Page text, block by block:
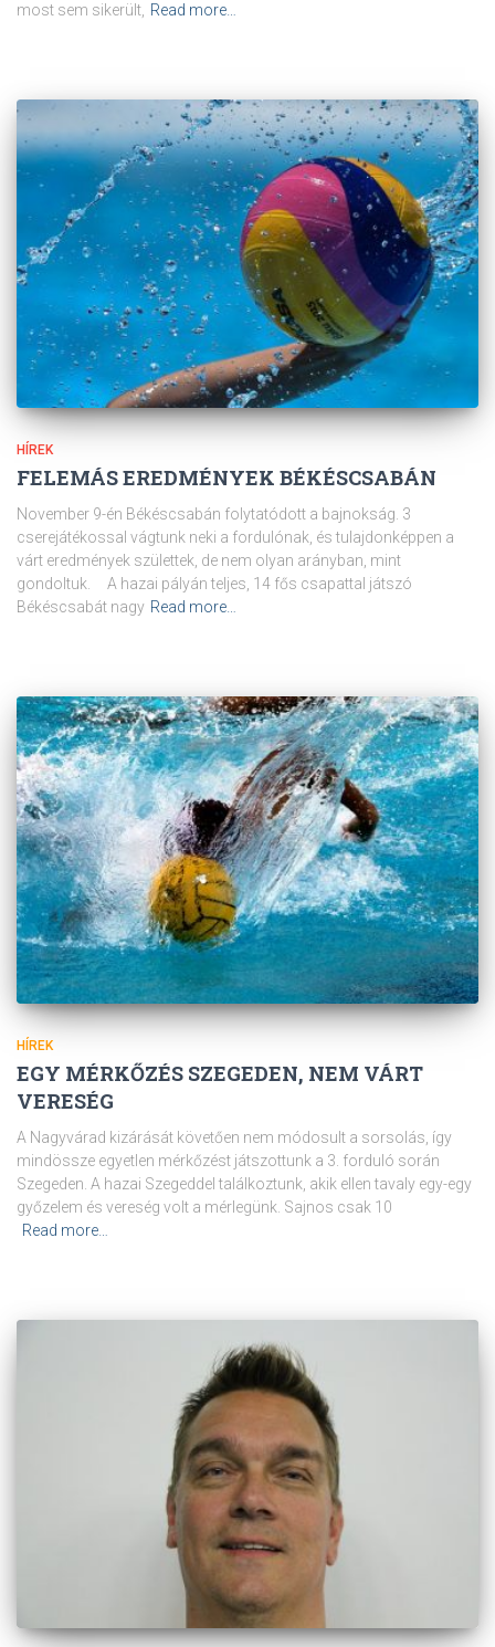
most sem sikerült, Read more…
HÍREK
FELEMÁS EREDMÉNYEK BÉKÉSCSABÁN
November 9-én Békéscsabán folytatódott a bajnokság. 3
cserejátékossal vágtunk neki a fordulónak, és tulajdonképpen a
várt eredmények születtek, de nem olyan arányban, mint
gondoltuk. A hazai pályán teljes, 14 fős csapattal játszó
Békéscsabát nagy Read more…
HÍREK
EGY MÉRKŐZÉS SZEGEDEN, NEM VÁRT
VERESÉG
A Nagyvárad kizárását követően nem módosult a sorsolás, így
mindössze egyetlen mérkőzést játszottunk a 3. forduló során
Szegeden. A hazai Szegeddel találkoztunk, akik ellen tavaly egy-egy
győzelem és vereség volt a mérlegünk. Sajnos csak 10
Read more…